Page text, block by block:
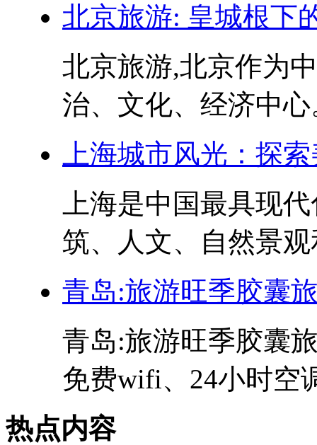
北京旅游: 皇城根下
北京旅游,北京作为
治、文化、经济中
上海城市风光：探
上海是中国最具现
筑、人文、自然景
青岛:旅游旺季胶囊
青岛:旅游旺季胶囊
免费wifi、24小时空
热点内容